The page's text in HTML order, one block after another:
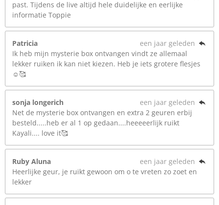
past. Tijdens de live altijd hele duidelijke en eerlijke
informatie Toppie
Patricia
een jaar geleden
Ik heb mijn mysterie box ontvangen vindt ze allemaal
lekker ruiken ik kan niet kiezen. Heb je iets grotere flesjes
☺️🥰
sonja longerich
een jaar geleden
Net de mysterie box ontvangen en extra 2 geuren erbij
besteld.....heb er al 1 op gedaan....heeeeerlijk ruikt
Kayali.... love it🥰
Ruby Aluna
een jaar geleden
Heerlijke geur, je ruikt gewoon om o te vreten zo zoet en
lekker